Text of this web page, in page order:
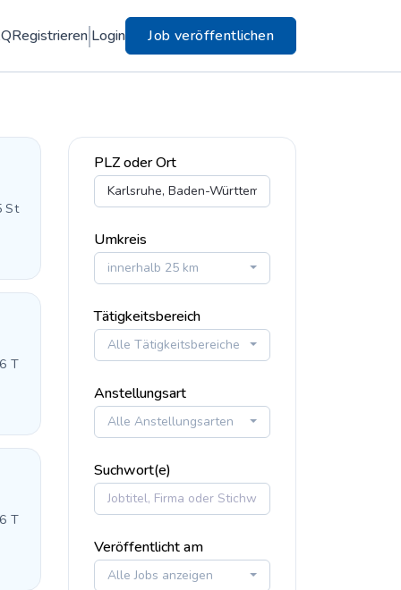
Registrieren Login Job veröffentlichen
St
T
T
PLZ oder Ort
Umkreis
innerhalb 25 km
Tätigkeitsbereich
Alle Tätigkeitsbereiche
Anstellungsart
Alle Anstellungsarten
Suchwort(e)
Veröffentlicht am
Alle Jobs anzeigen